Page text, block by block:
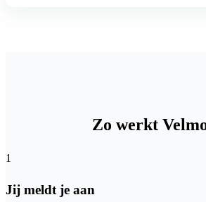
Zo werkt
1
Jij meldt je aan